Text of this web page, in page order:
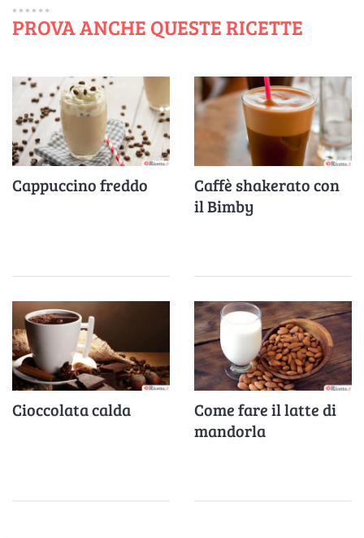
PROVA ANCHE QUESTE RICETTE
Cappuccino freddo
Caffè shakerato con
il Bimby
Cioccolata calda
Come fare il latte di
mandorla